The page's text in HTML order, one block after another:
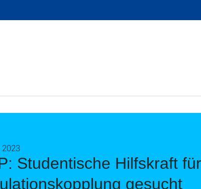
Studentische Hilfskraft
gesucht